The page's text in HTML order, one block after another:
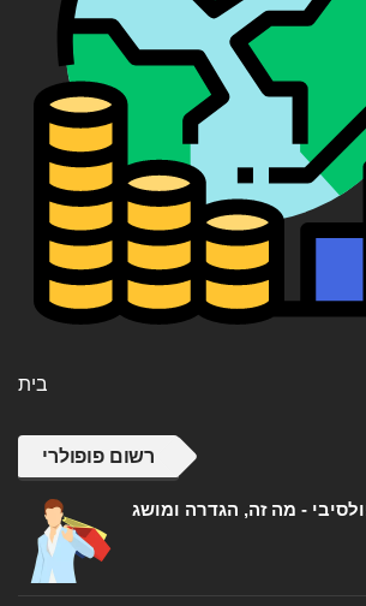
בית
רשום פופולרי
- מה זה, הגדרה ומושג